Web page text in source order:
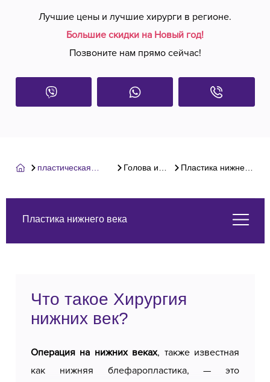
Лучшие цены и лучшие хирурги в регионе.
Большие скидки на Новый год!
Позвоните нам прямо сейчас!
пластическая
Голова и
Пластика нижнего
Пластика нижнего века
Услуги, которые мы предлагаем
Что такое Хирургия
нижних век?
Операция на нижних веках, также известная
как нижняя блефаропластика, — это